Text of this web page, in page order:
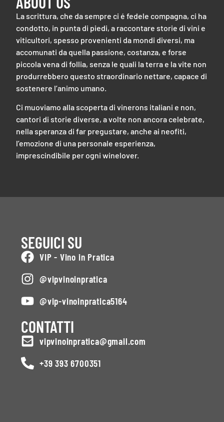
La scrittura, che da sempre ci é fedele compagna, ci ha
condotto, in punta di piedi, a raccontare storie di vini e
viticultori, spesso provenienti da mondi diversi, ma
accomunati da quella passione, costanza, e forse
piccola vena di follia, senza le quali la terra e la vite non
produrrebbero questo straordinario nettare, capace di
sostenere l’animo umano.
Ci muoviamo alla scoperta di vinerons italiani e non,
cantori di storie diverse, a volte non ancora celebrate,
nella speranza di far pregustare, anche ai neofiti,
l’emozione di una personale esperienza,
imprescindibile per ogni winelover.
SEGUICI SU
VIP - Vino in Pratica
@vipvinoinpratica
@vip-vinoinpratica5164
CONTATTI
vipvinoinpratica@gmail.com
+39 393 6700351